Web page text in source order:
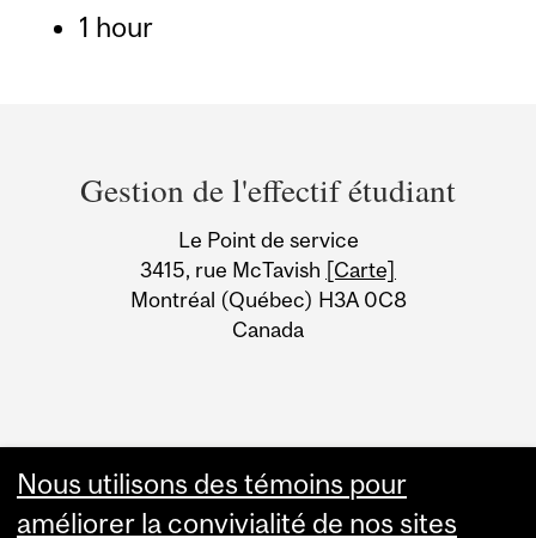
1 hour
and
University
Information
Gestion de l'effectif étudiant
Le Point de service
3415, rue McTavish [Carte]
Montréal (Québec) H3A 0C8
Canada
Nous utilisons des témoins pour
améliorer la convivialité de nos sites